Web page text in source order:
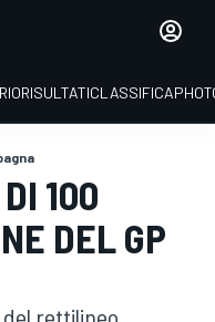
RISULTATICLASSIFICA
100
DEL GP